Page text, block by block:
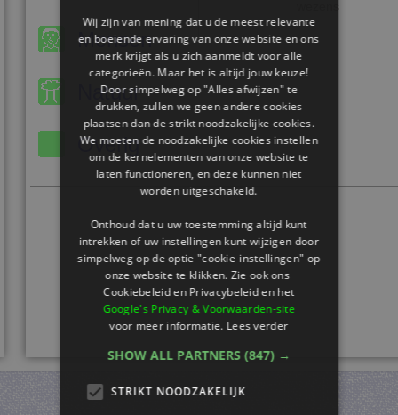
Mensen
Natuur
Overig
Wij zijn van mening dat u de meest relevante
en boeiende ervaring van onze website en ons
merk krijgt als u zich aanmeldt voor alle
categorieën. Maar het is altijd jouw keuze!
Door simpelweg op "Alles afwijzen" te
drukken, zullen we geen andere cookies
plaatsen dan de strikt noodzakelijke cookies.
We moeten de noodzakelijke cookies instellen
om de kernelementen van onze website te
laten functioneren, en deze kunnen niet
worden uitgeschakeld.
Onthoud dat u uw toestemming altijd kunt
intrekken of uw instellingen kunt wijzigen door
simpelweg op de optie "cookie-instellingen" op
onze website te klikken. Zie ook ons ​​
Cookiebeleid en Privacybeleid en het
Google's Privacy & Voorwaarden-site
voor meer informatie.Lees verder
SHOW ALL PARTNERS (847) →
STRIKT NOODZAKELIJK